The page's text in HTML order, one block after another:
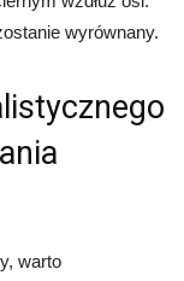
wyrównany.
warto